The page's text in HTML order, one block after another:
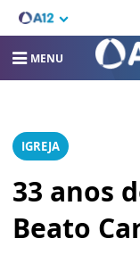
MENU
IGREJA
33 anos
Beato